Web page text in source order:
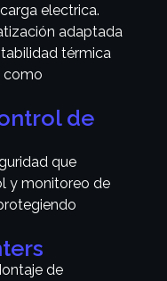
electrica.
adaptada
térmica
como
de
que
y monitoreo de
de